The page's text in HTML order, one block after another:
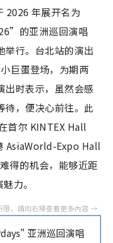
2026 年展开名为
的亚洲巡回演唱
举行。台北站的演出
巨蛋登场，为期两
出时表示，虽然会感
待，便决心前往。此
首尔 KINTEX Hall
AsiaWorld-Expo Hall
得的机会，能够近距
力。
亚洲巡回演唱